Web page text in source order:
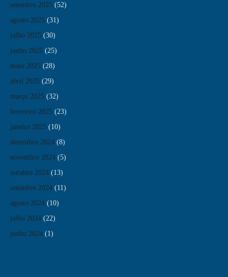
setembro 2025 (52)
agosto 2025 (31)
julho 2025 (30)
junho 2025 (25)
maio 2025 (28)
abril 2025 (29)
março 2025 (32)
fevereiro 2025 (23)
janeiro 2025 (10)
dezembro 2024 (8)
novembro 2024 (5)
outubro 2024 (13)
setembro 2024 (11)
agosto 2024 (10)
julho 2024 (22)
junho 2024 (1)